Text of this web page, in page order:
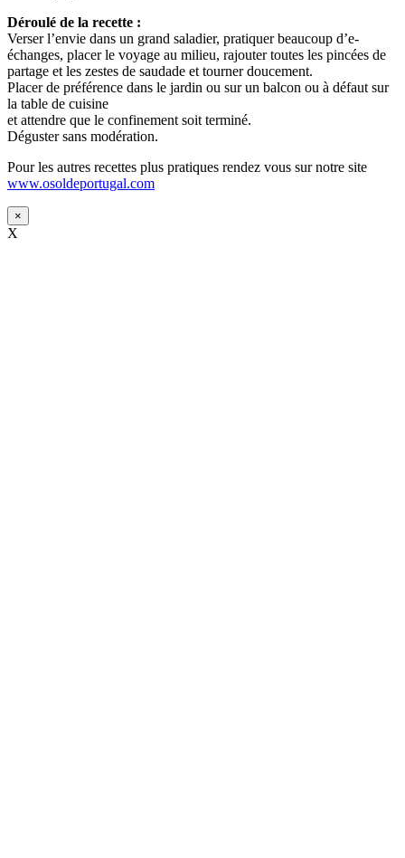
Déroulé de la recette :
Verser l’envie dans un grand saladier, pratiquer beaucoup d’e-
échanges, placer le voyage au milieu, rajouter toutes les pincées de
partage et les zestes de saudade et tourner doucement.
Placer de préférence dans le jardin ou sur un balcon ou à défaut sur
la table de cuisine
et attendre que le confinement soit terminé.
Déguster sans modération.
Pour les autres recettes plus pratiques rendez vous sur notre site
www.osoldeportugal.com
×
X